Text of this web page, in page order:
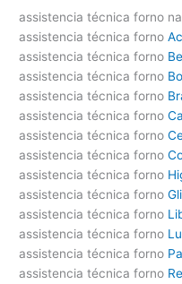
assistencia técnica forno
assistencia técnica forno
assistencia técnica forno
assistencia técnica forno
assistencia técnica forno
assistencia técnica forno
assistencia técnica forno
assistencia técnica forno
assistencia técnica forno
assistencia técnica forno
assistencia técnica forno
assistencia técnica forno
assistencia técnica forno
assistencia técnica forno